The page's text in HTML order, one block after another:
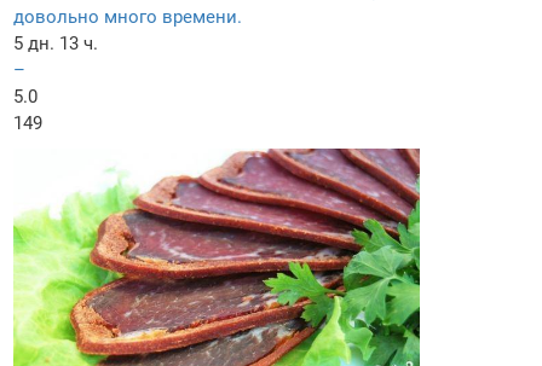
довольно много времени.
5 дн. 13 ч.
–
5.0
149